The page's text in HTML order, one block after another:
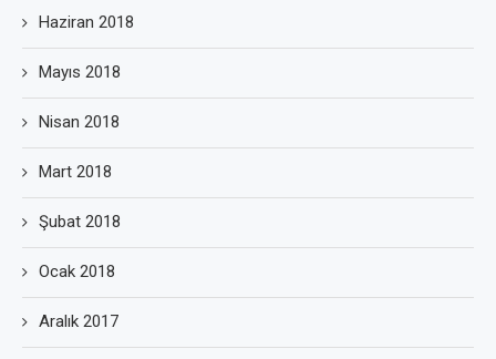
Haziran 2018
Mayıs 2018
Nisan 2018
Mart 2018
Şubat 2018
Ocak 2018
Aralık 2017